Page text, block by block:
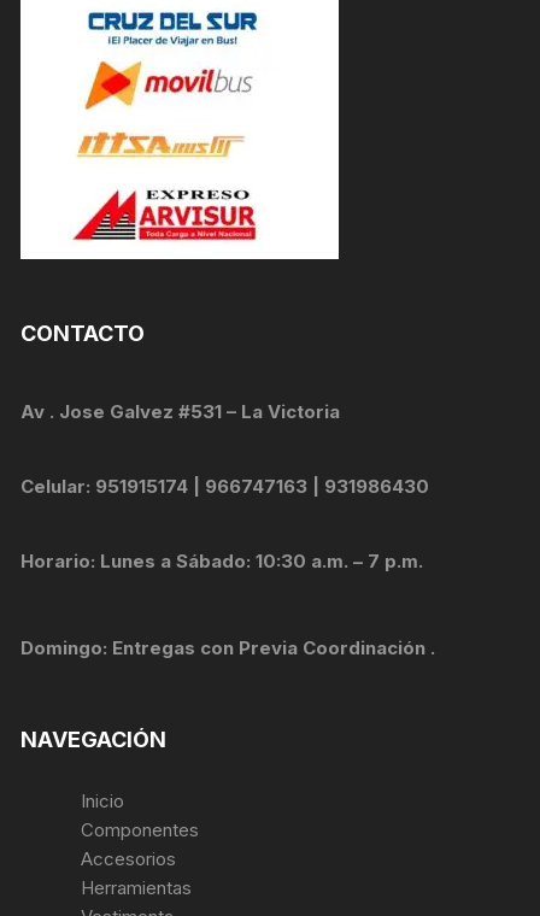
CONTACTO
Av . Jose Galvez #531 – La Victoria
Celular: 951915174 | 966747163 | 931986430
Horario: Lunes a Sábado: 10:30 a.m. – 7 p.m.
Domingo: Entregas con Previa Coordinación .
NAVEGACIÓN
Inicio
Componentes
Accesorios
Herramientas